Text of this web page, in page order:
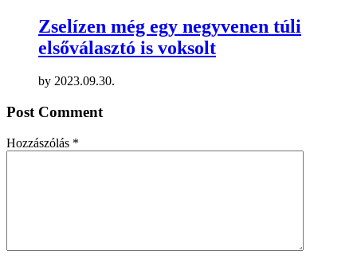
Zselízen még egy negyvenen túli
elsőválasztó is voksolt
by 2023.09.30.
Post Comment
Hozzászólás *